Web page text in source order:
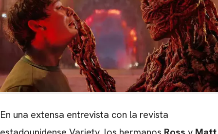
En una extensa entrevista con la revista